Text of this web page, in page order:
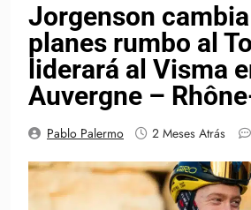
Jorgenson
planes rumbo al
liderará al Visma
Auvergne –
Pablo Palermo 2 Meses Atrás